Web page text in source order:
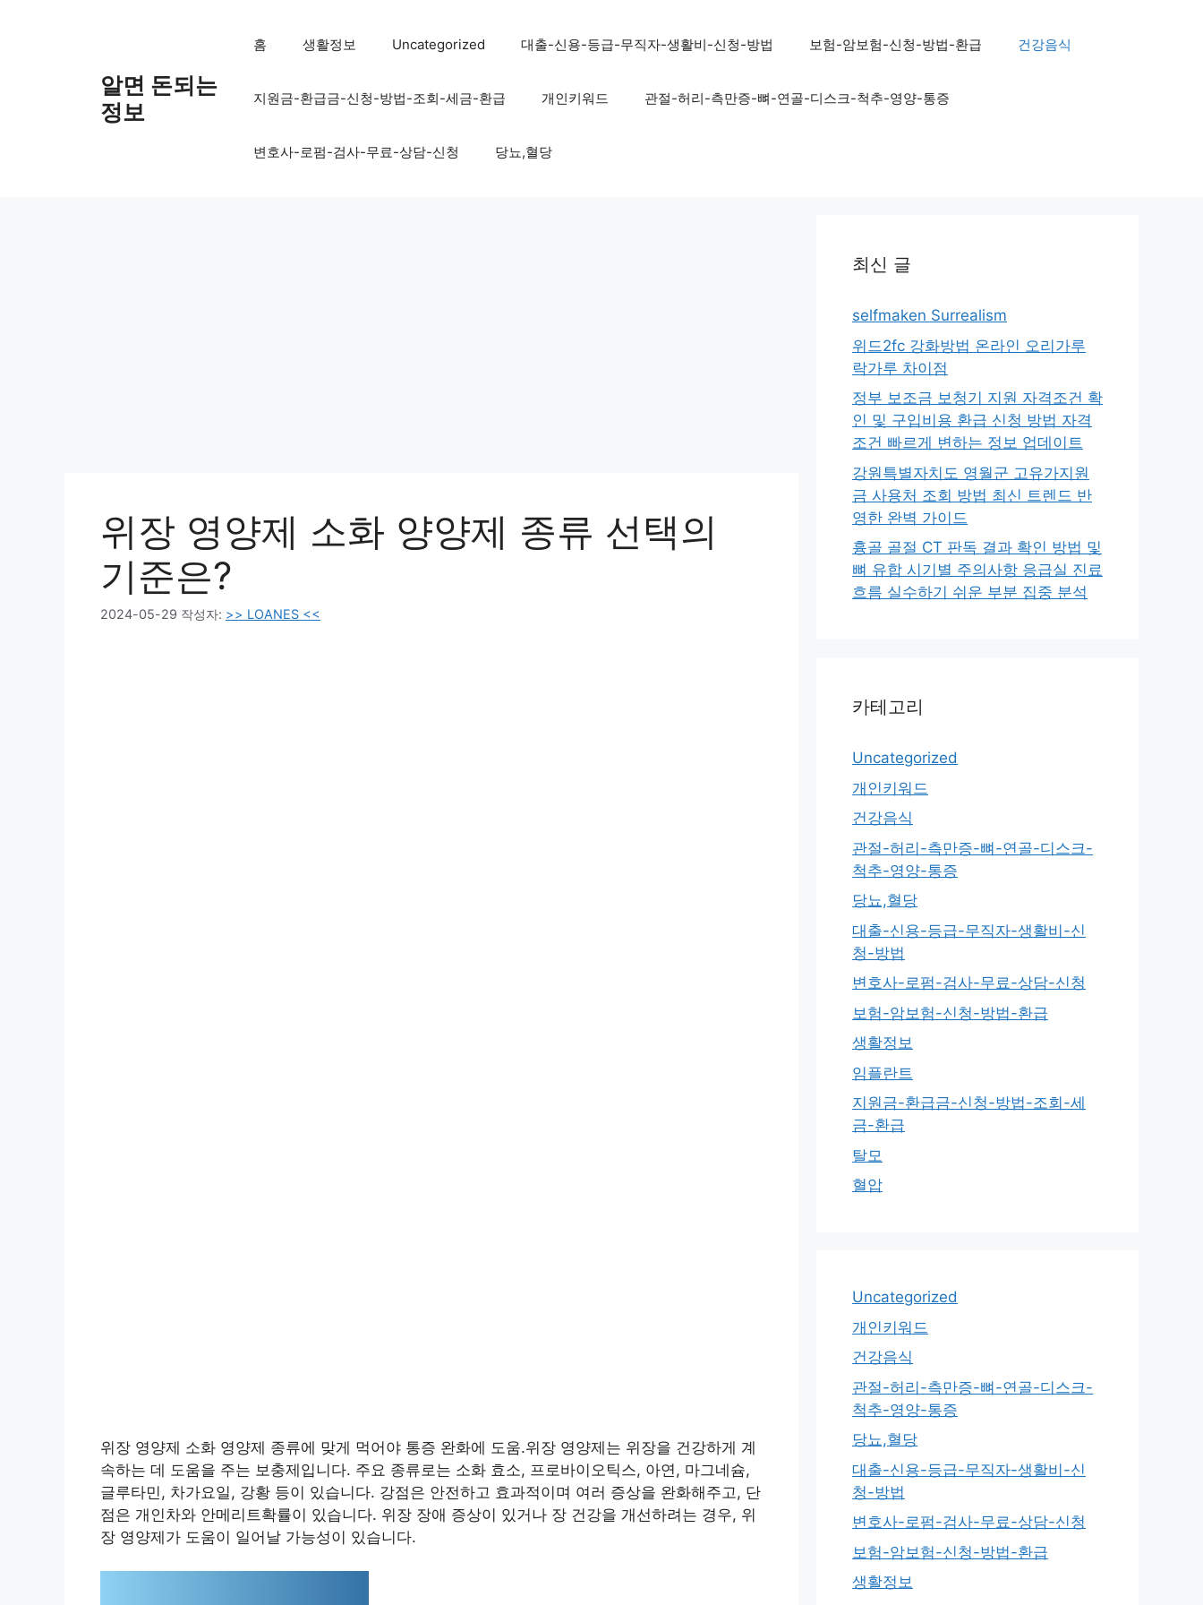
알면 돈되는
정보
홈 생활정보 Uncategorized 대출-신용-등급-무직자-생활비-신청-방법 보험-암보험-신청-방법-환급 건강음식
지원금-환급금-신청-방법-조회-세금-환급 개인키워드 관절-허리-측만증-뼈-연골-디스크-척추-영양-통증
변호사-로펌-검사-무료-상담-신청 당뇨,혈당
위장 영양제 소화 양양제 종류 선택의
기준은?
2024-05-29 작성자: >> LOANES <<
위장 영양제 소화 영양제 종류에 맞게 먹어야 통증 완화에 도움.위장 영양제는 위장을 건강하게 계
속하는 데 도움을 주는 보충제입니다. 주요 종류로는 소화 효소, 프로바이오틱스, 아연, 마그네슘,
글루타민, 차가요일, 강황 등이 있습니다. 강점은 안전하고 효과적이며 여러 증상을 완화해주고, 단
점은 개인차와 안메리트확률이 있습니다. 위장 장애 증상이 있거나 장 건강을 개선하려는 경우, 위
장 영양제가 도움이 일어날 가능성이 있습니다.
최신 글
selfmaken Surrealism
위드2fc 강화방법 온라인 오리가루
락가루 차이점
정부 보조금 보청기 지원 자격조건 확
인 및 구입비용 환급 신청 방법 자격
조건 빠르게 변하는 정보 업데이트
강원특별자치도 영월군 고유가지원
금 사용처 조회 방법 최신 트렌드 반
영한 완벽 가이드
흉골 골절 CT 판독 결과 확인 방법 및
뼈 유합 시기별 주의사항 응급실 진료
흐름 실수하기 쉬운 부분 집중 분석
카테고리
Uncategorized
개인키워드
건강음식
관절-허리-측만증-뼈-연골-디스크-
척추-영양-통증
당뇨,혈당
대출-신용-등급-무직자-생활비-신
청-방법
변호사-로펌-검사-무료-상담-신청
보험-암보험-신청-방법-환급
생활정보
임플란트
지원금-환급금-신청-방법-조회-세
금-환급
탈모
혈압
Uncategorized
개인키워드
건강음식
관절-허리-측만증-뼈-연골-디스크-
척추-영양-통증
당뇨,혈당
대출-신용-등급-무직자-생활비-신
청-방법
변호사-로펌-검사-무료-상담-신청
보험-암보험-신청-방법-환급
생활정보